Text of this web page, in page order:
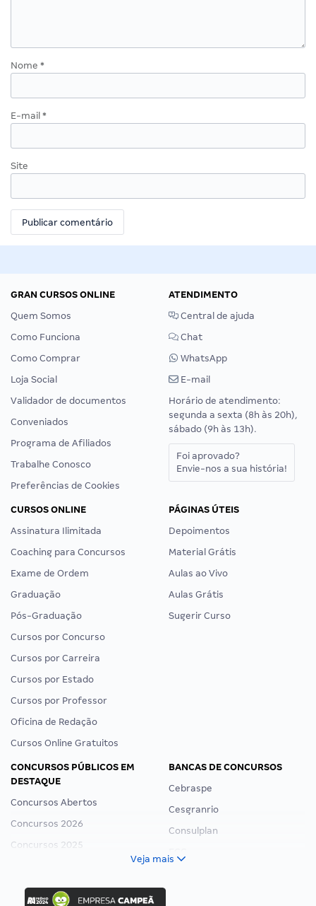
Nome *
E-mail *
Site
GRAN CURSOS ONLINE
Quem Somos
Como Funciona
Como Comprar
Loja Social
Validador de documentos
Conveniados
Programa de Afiliados
Trabalhe Conosco
Preferências de Cookies
ATENDIMENTO
Central de ajuda
Chat
WhatsApp
E-mail
Horário de atendimento:
segunda a sexta (8h às 20h),
sábado (9h às 13h).
Foi aprovado?
Envie-nos a sua história!
CURSOS ONLINE
Assinatura Ilimitada
Coaching para Concursos
Exame de Ordem
Graduação
Pós-Graduação
Cursos por Concurso
Cursos por Carreira
Cursos por Estado
Cursos por Professor
Oficina de Redação
Cursos Online Gratuitos
PÁGINAS ÚTEIS
Depoimentos
Material Grátis
Aulas ao Vivo
Aulas Grátis
Sugerir Curso
CONCURSOS PÚBLICOS EM
DESTAQUE
Concursos Abertos
Concursos 2026
Concursos 2025
Concurso Ibama
BANCAS DE CONCURSOS
Cebraspe
Cesgranrio
Consulplan
Veja mais